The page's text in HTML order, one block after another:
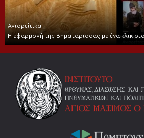
Αγιορείτικα
Η εφαρμογή της Βηματάρισσας με ένα κλικ